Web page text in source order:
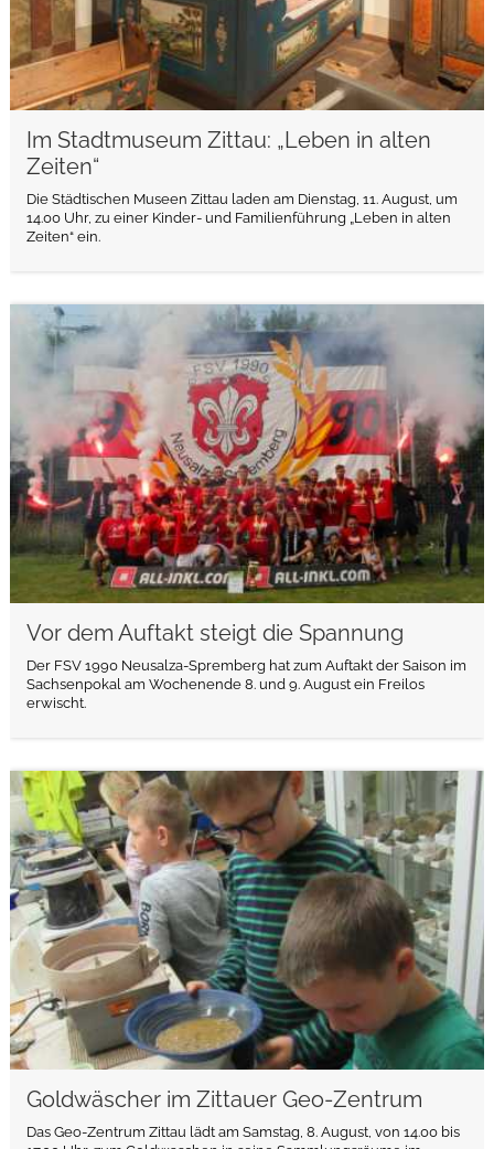
Im Stadtmuseum Zittau: „Leben in alten
Zeiten“
Die Städtischen Museen Zittau laden am Dienstag, 11. August, um
14.00 Uhr, zu einer Kinder- und Familienführung „Leben in alten
Zeiten“ ein.
Vor dem Auftakt steigt die Spannung
Der FSV 1990 Neusalza-Spremberg hat zum Auftakt der Saison im
Sachsenpokal am Wochenende 8. und 9. August ein Freilos
erwischt.
weiterlesen
Goldwäscher im Zittauer Geo-Zentrum
Das Geo-Zentrum Zittau lädt am Samstag, 8. August, von 14.00 bis
weiterlesen